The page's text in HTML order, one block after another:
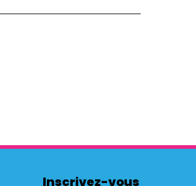
Inscrivez-vous